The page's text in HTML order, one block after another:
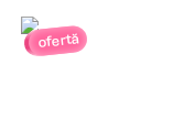
ofertă